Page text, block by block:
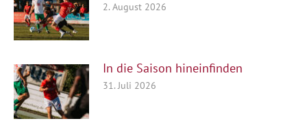
2. August 2026
In die Saison hineinfinden
31. Juli 2026